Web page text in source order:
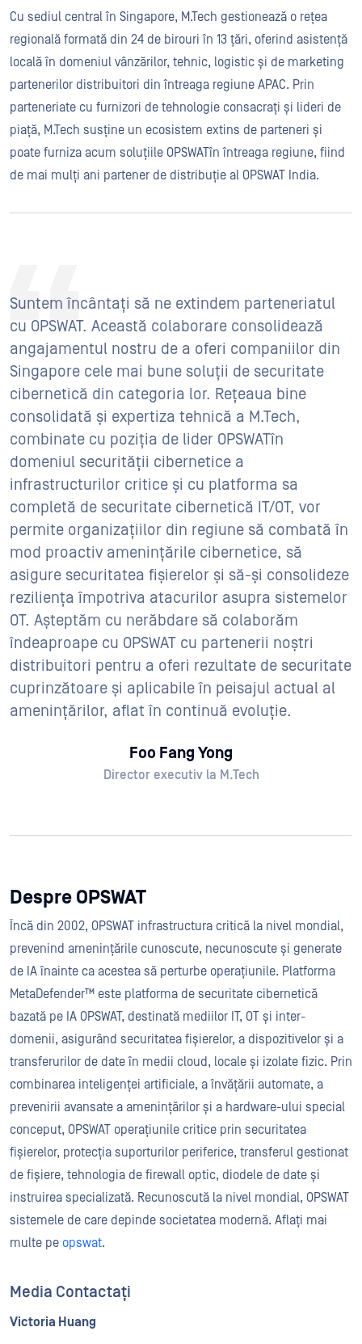
Cu sediul central în Singapore, M.Tech gestionează o rețea
regională formată din 24 de birouri în 13 țări, oferind asistență
locală în domeniul vânzărilor, tehnic, logistic și de marketing
partenerilor distribuitori din întreaga regiune APAC. Prin
parteneriate cu furnizori de tehnologie consacrați și lideri de
piață, M.Tech susține un ecosistem extins de parteneri și
poate furniza acum soluțiile OPSWATîn întreaga regiune, fiind
de mai mulți ani partener de distribuție al OPSWAT India.
Suntem încântați să ne extindem parteneriatul
cu OPSWAT. Această colaborare consolidează
angajamentul nostru de a oferi companiilor din
Singapore cele mai bune soluții de securitate
cibernetică din categoria lor. Rețeaua bine
consolidată și expertiza tehnică a M.Tech,
combinate cu poziția de lider OPSWATîn
domeniul securității cibernetice a
infrastructurilor critice și cu platforma sa
completă de securitate cibernetică IT/OT, vor
permite organizațiilor din regiune să combată în
mod proactiv amenințările cibernetice, să
asigure securitatea fișierelor și să-și consolideze
reziliența împotriva atacurilor asupra sistemelor
OT. Așteptăm cu nerăbdare să colaborăm
îndeaproape cu OPSWAT cu partenerii noștri
distribuitori pentru a oferi rezultate de securitate
cuprinzătoare și aplicabile în peisajul actual al
amenințărilor, aflat în continuă evoluție.
Foo Fang Yong
Director executiv la M.Tech
Despre OPSWAT
Încă din 2002, OPSWAT infrastructura critică la nivel mondial,
prevenind amenințările cunoscute, necunoscute și generate
de IA înainte ca acestea să perturbe operațiunile. Platforma
MetaDefender™ este platforma de securitate cibernetică
bazată pe IA OPSWAT, destinată mediilor IT, OT și inter-
domenii, asigurând securitatea fișierelor, a dispozitivelor și a
transferurilor de date în medii cloud, locale și izolate fizic. Prin
combinarea inteligenței artificiale, a învățării automate, a
prevenirii avansate a amenințărilor și a hardware-ului special
conceput, OPSWAT operațiunile critice prin securitatea
fișierelor, protecția suporturilor periferice, transferul gestionat
de fișiere, tehnologia de firewall optic, diodele de date și
instruirea specializată. Recunoscută la nivel mondial, OPSWAT
sistemele de care depinde societatea modernă. Aflați mai
multe pe opswat.
Media Contactați
Victoria Huang